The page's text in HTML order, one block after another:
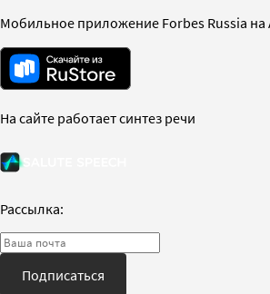
Мобильное приложение Forbes Russia на
На сайте работает синтез речи
Рассылка:
Подписаться